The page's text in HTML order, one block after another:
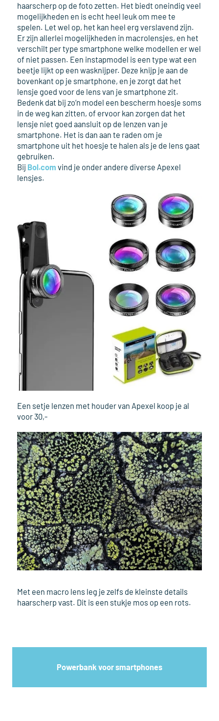
haarscherp op de foto zetten. Het biedt oneindig veel
mogelijkheden en is echt heel leuk om mee te
spelen. Let wel op, het kan heel erg verslavend zijn.
Er zijn allerlei mogelijkheden in macrolensjes, en het
verschilt per type smartphone welke modellen er wel
of niet passen. Een instapmodel is een type wat een
beetje lijkt op een wasknijper. Deze knijp je aan de
bovenkant op je smartphone, en je zorgt dat het
lensje goed voor de lens van je smartphone zit.
Bedenk dat bij zo’n model een bescherm hoesje soms
in de weg kan zitten, of ervoor kan zorgen dat het
lensje niet goed aansluit op de lenzen van je
smartphone. Het is dan aan te raden om je
smartphone uit het hoesje te halen als je de lens gaat
gebruiken.
Bij Bol.com vind je onder andere diverse Apexel
lensjes.
Een setje lenzen met houder van Apexel koop je al
voor 30,-
Met een macro lens leg je zelfs de kleinste details
haarscherp vast. Dit is een stukje mos op een rots.
Powerbank voor smartphones